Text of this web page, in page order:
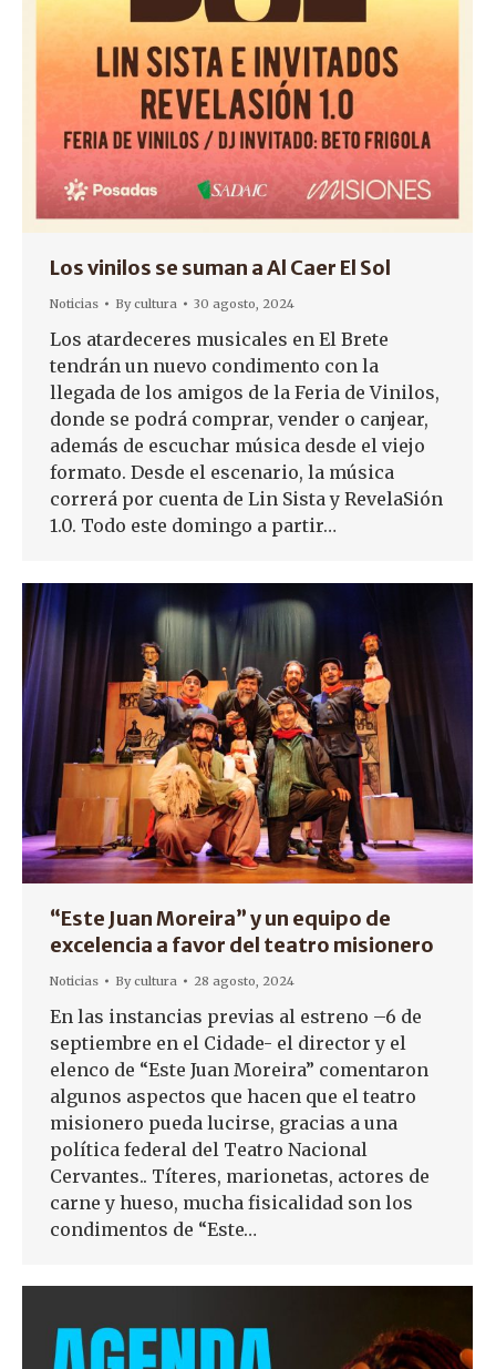
Los vinilos se suman a Al Caer El Sol
Noticias Bycultura 30 agosto, 2024
Los atardeceres musicales en El Brete
tendrán un nuevo condimento con la
llegada de los amigos de la Feria de Vinilos,
donde se podrá comprar, vender o canjear,
además de escuchar música desde el viejo
formato. Desde el escenario, la música
correrá por cuenta de Lin Sista y RevelaSión
1.0. Todo este domingo a partir…
“Este Juan Moreira” y un equipo de
excelencia a favor del teatro misionero
Noticias Bycultura 28 agosto, 2024
En las instancias previas al estreno –6 de
septiembre en el Cidade- el director y el
elenco de “Este Juan Moreira” comentaron
algunos aspectos que hacen que el teatro
misionero pueda lucirse, gracias a una
política federal del Teatro Nacional
Cervantes.. Títeres, marionetas, actores de
carne y hueso, mucha fisicalidad son los
condimentos de “Este…